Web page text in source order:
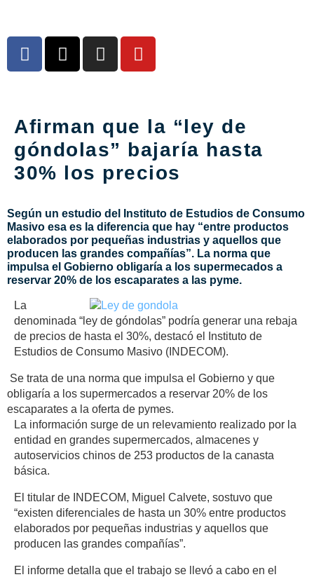
Afirman que la “ley de
góndolas” bajaría hasta
30% los precios
Según un estudio del Instituto de Estudios de Consumo
Masivo esa es la diferencia que hay “entre productos
elaborados por pequeñas industrias y aquellos que
producen las grandes compañías”. La norma que
impulsa el Gobierno obligaría a los supermecados a
reservar 20% de los escaparates a las pyme.
La
denominada “ley de góndolas” podría generar una rebaja
de precios de hasta el 30%, destacó el Instituto de
Estudios de Consumo Masivo (INDECOM).
Se trata de una norma que impulsa el Gobierno y que
obligaría a los supermercados a reservar 20% de los
escaparates a la oferta de pymes.
La información surge de un relevamiento realizado por la
entidad en grandes supermercados, almacenes y
autoservicios chinos de 253 productos de la canasta
básica.
El titular de INDECOM, Miguel Calvete, sostuvo que
“existen diferenciales de hasta un 30% entre productos
elaborados por pequeñas industrias y aquellos que
producen las grandes compañías”.
El informe detalla que el trabajo se llevó a cabo en el